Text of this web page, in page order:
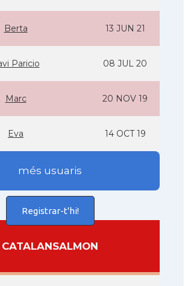
Berta 13 JUN 21
Paricio 08 JUL 20
Marc 20 NOV 19
Eva 14 OCT 19
més usuaris
Registrar-t'hi!
CATALANSALMON